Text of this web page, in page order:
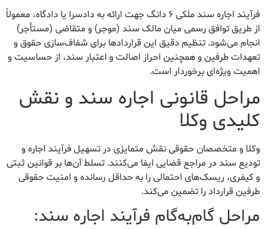
فرآیند اجاره سند ملکی ۶ دانگ جهت ارائه به دادسرا یا دادگاه، معمولاً
از طریق توافق رسمی میان مالک سند (موجر) و متقاضی (مستأجر)
انجام می‌شود. تنظیم دقیق این قراردادها برای شفاف‌سازی حقوق و
تعهدات طرفین و همچنین احراز اصالت و اعتبار سند، از حساسیت و
اهمیت ویژه‌ای برخوردار است.
مراحل قانونی اجاره سند و نقش
کلیدی وکلا
وکلا و متخصصان حقوقی نقش متمایزی در تسهیل فرآیند اجاره و
تودیع سند در مراجع قضایی ایفا می‌کنند. تسلط آن‌ها بر قوانین ثبتی
و کیفری، ریسک‌های احتمالی را به حداقل رسانده و امنیت حقوقی
طرفین قرارداد را تضمین می‌کند.
مراحل گام‌به‌گام فرآیند اجاره سند: